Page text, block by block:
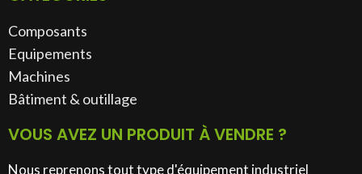
Composants
Equipements
Machines
Bâtiment & outillage​
VOUS AVEZ UN PRODUIT À VENDRE ?
Nous reprenons tout type d'équipement industriel